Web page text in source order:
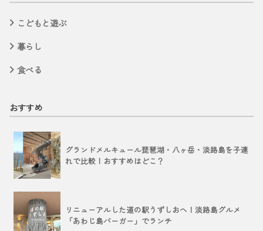
こどもと遊ぶ
暮らし
食べる
おすすめ
グランドメルキュール琵琶湖・八ヶ岳・淡路島を子連
れで比較！おすすめはどこ？
リニューアルした道の駅うずしおへ！淡路島グルメ
「あわじ島バーガー」でランチ